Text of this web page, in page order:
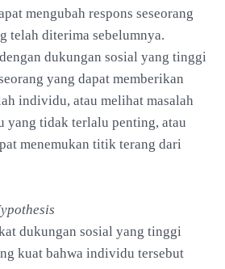
mengubah respons seseorang
telah diterima sebelumnya.
dukungan sosial yang tinggi
yang dapat memberikan
individu, atau melihat masalah
yang tidak terlalu penting, atau
menemukan titik terang dari
dukungan sosial yang tinggi
kuat bahwa individu tersebut